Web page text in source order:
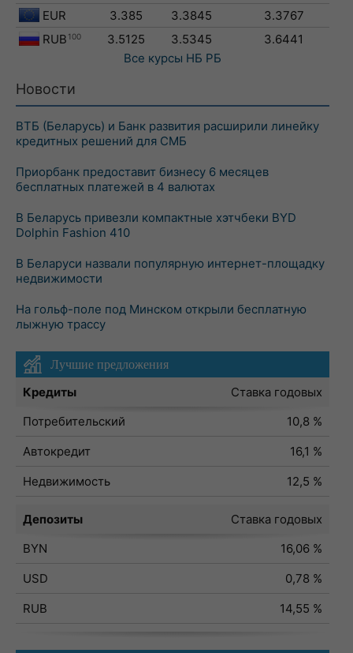
EUR
3.385 3.3845
3.3767
RUB 100 3.5125 3.5345
3.6441
Все курсы НБ РБ
Новости
ВТБ (Беларусь) и Банк развития расширили линейку
кредитных решений для СМБ
Приорбанк предоставит бизнесу 6 месяцев
бесплатных платежей в 4 валютах
В Беларусь привезли компактные хэтчбеки BYD
Dolphin Fashion 410
В Беларуси назвали популярную интернет-площадку
недвижимости
На гольф-поле под Минском открыли бесплатную
лыжную трассу
Лучшие предложения
Кредиты
Ставка годовых
Потребительский
10,8 %
Автокредит
16,1 %
Недвижимость
12,5 %
Депозиты
Ставка годовых
BYN
16,06 %
USD
0,78 %
RUB
14,55 %